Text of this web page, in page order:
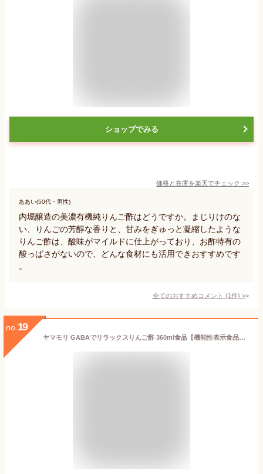
ショップでみる
価格と在庫を楽天でチェック >>
ああい(50代・男性)
内堀醸造の美濃有機純りんご酢はどうですか。まじりけのな
い、りんごの芳醇な香りと、甘みをぎゅっと凝縮したような
りんご酢は、酸味がマイルドに仕上がっており、お酢特有の
酸っぱさがないので、どんな食材にも活用できおすすめです
。
全てのおすすめコメント (1件) >
no. 19
ヤマモリ GABAでリラックスりんご酢 360ml食品【機能性表示食品】×2本